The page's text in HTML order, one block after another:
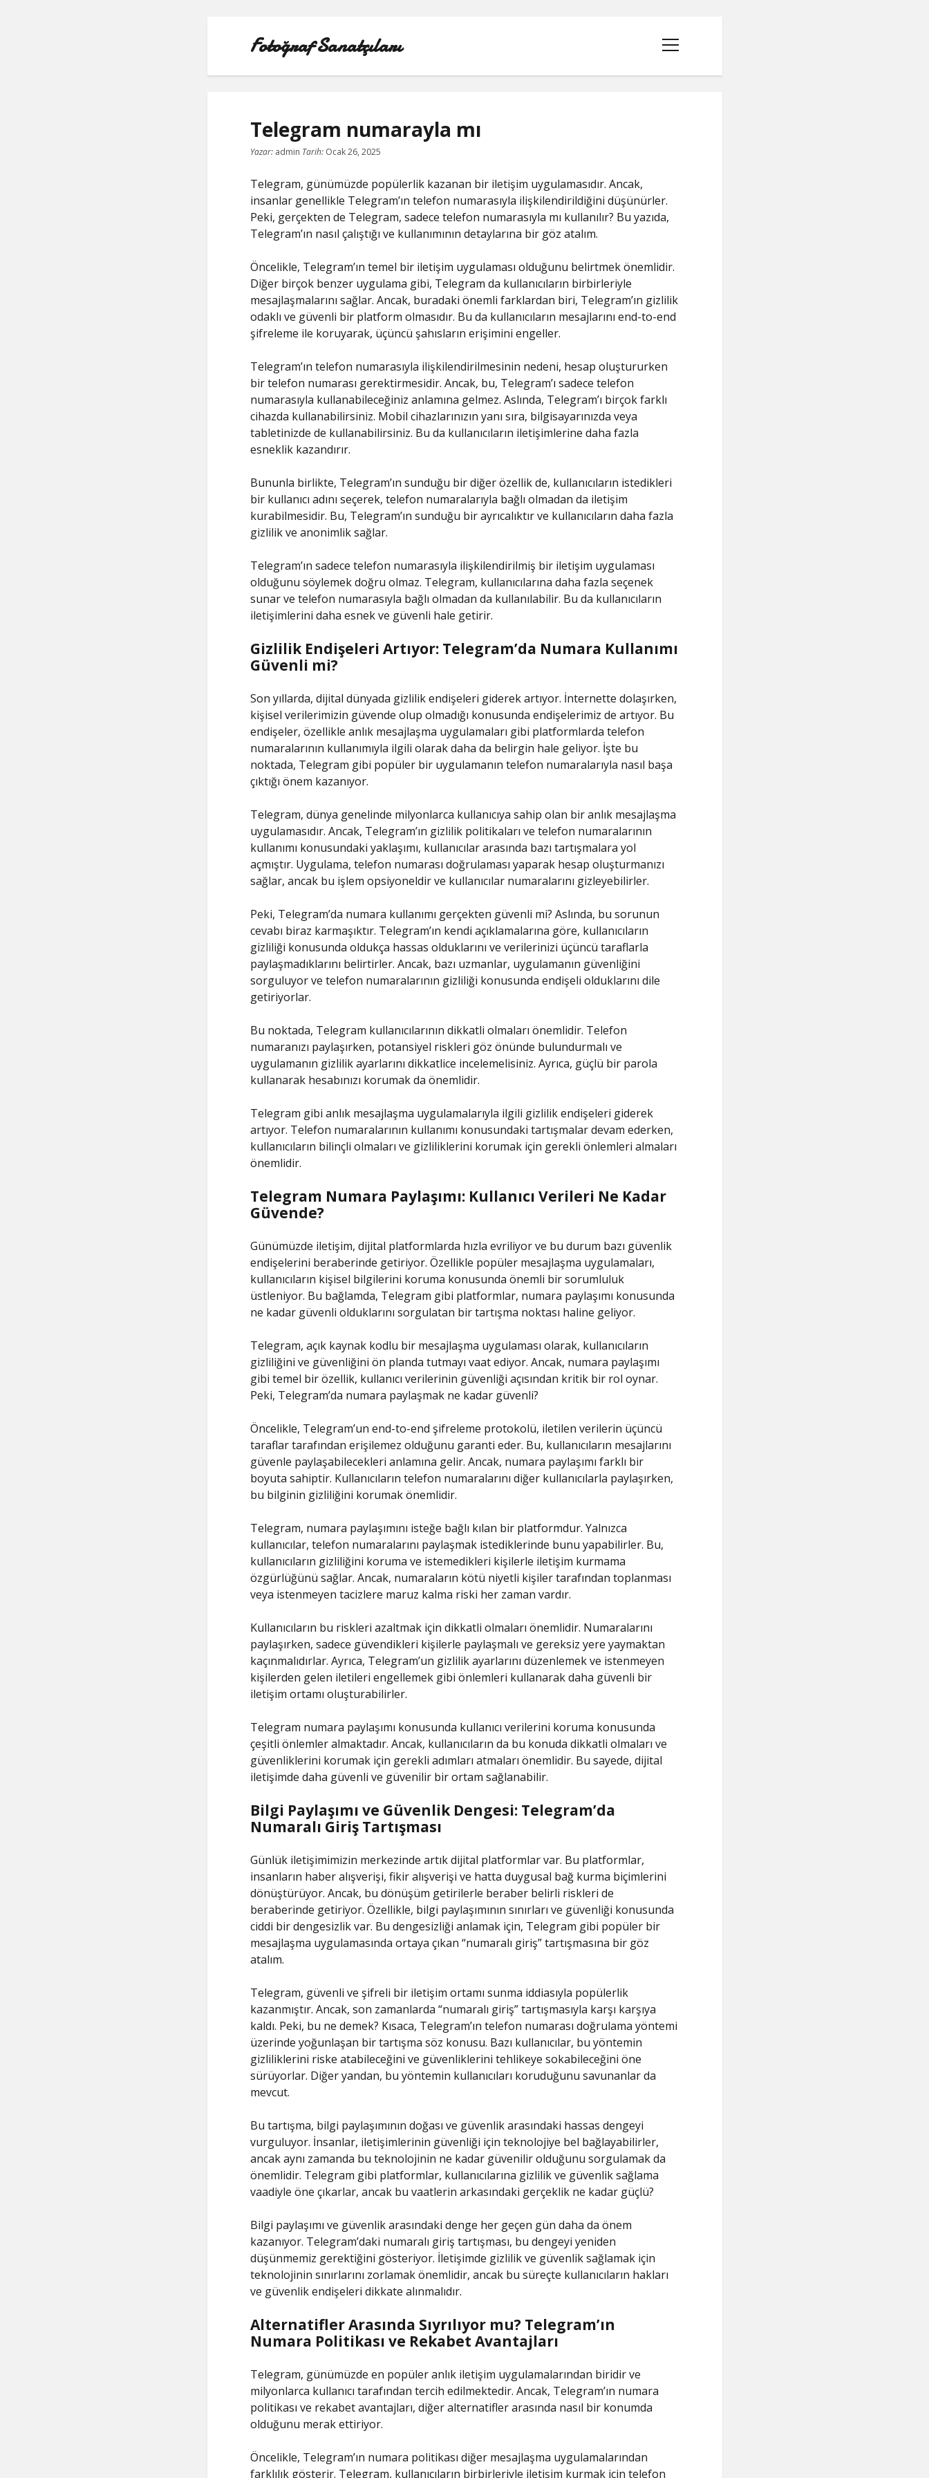
Fotoğraf Sanatçıları
menüyü
aç
SAYFA LISTESI
SPOTIFY TAKIPÇI HILESI EN İYI
YOUTUBE DISLIKE YÜKLEME HILESI
Telegram numarayla mı
Yazar:admin Tarih: Ocak 26, 2025
Telegram, günümüzde popülerlik kazanan bir iletişim uygulamasıdır. Ancak,
insanlar genellikle Telegram’ın telefon numarasıyla ilişkilendirildiğini düşünürler.
Peki, gerçekten de Telegram, sadece telefon numarasıyla mı kullanılır? Bu yazıda,
Telegram’ın nasıl çalıştığı ve kullanımının detaylarına bir göz atalım.
Öncelikle, Telegram’ın temel bir iletişim uygulaması olduğunu belirtmek önemlidir.
Diğer birçok benzer uygulama gibi, Telegram da kullanıcıların birbirleriyle
mesajlaşmalarını sağlar. Ancak, buradaki önemli farklardan biri, Telegram’ın gizlilik
odaklı ve güvenli bir platform olmasıdır. Bu da kullanıcıların mesajlarını end-to-end
şifreleme ile koruyarak, üçüncü şahısların erişimini engeller.
Telegram’ın telefon numarasıyla ilişkilendirilmesinin nedeni, hesap oluştururken
bir telefon numarası gerektirmesidir. Ancak, bu, Telegram’ı sadece telefon
numarasıyla kullanabileceğiniz anlamına gelmez. Aslında, Telegram’ı birçok farklı
cihazda kullanabilirsiniz. Mobil cihazlarınızın yanı sıra, bilgisayarınızda veya
tabletinizde de kullanabilirsiniz. Bu da kullanıcıların iletişimlerine daha fazla
esneklik kazandırır.
Bununla birlikte, Telegram’ın sunduğu bir diğer özellik de, kullanıcıların istedikleri
bir kullanıcı adını seçerek, telefon numaralarıyla bağlı olmadan da iletişim
kurabilmesidir. Bu, Telegram’ın sunduğu bir ayrıcalıktır ve kullanıcıların daha fazla
gizlilik ve anonimlik sağlar.
Telegram’ın sadece telefon numarasıyla ilişkilendirilmiş bir iletişim uygulaması
olduğunu söylemek doğru olmaz. Telegram, kullanıcılarına daha fazla seçenek
sunar ve telefon numarasıyla bağlı olmadan da kullanılabilir. Bu da kullanıcıların
iletişimlerini daha esnek ve güvenli hale getirir.
Gizlilik Endişeleri Artıyor: Telegram’da Numara Kullanımı
Güvenli mi?
Son yıllarda, dijital dünyada gizlilik endişeleri giderek artıyor. İnternette dolaşırken,
kişisel verilerimizin güvende olup olmadığı konusunda endişelerimiz de artıyor. Bu
endişeler, özellikle anlık mesajlaşma uygulamaları gibi platformlarda telefon
numaralarının kullanımıyla ilgili olarak daha da belirgin hale geliyor. İşte bu
noktada, Telegram gibi popüler bir uygulamanın telefon numaralarıyla nasıl başa
çıktığı önem kazanıyor.
Telegram, dünya genelinde milyonlarca kullanıcıya sahip olan bir anlık mesajlaşma
uygulamasıdır. Ancak, Telegram’ın gizlilik politikaları ve telefon numaralarının
kullanımı konusundaki yaklaşımı, kullanıcılar arasında bazı tartışmalara yol
açmıştır. Uygulama, telefon numarası doğrulaması yaparak hesap oluşturmanızı
sağlar, ancak bu işlem opsiyoneldir ve kullanıcılar numaralarını gizleyebilirler.
Peki, Telegram’da numara kullanımı gerçekten güvenli mi? Aslında, bu sorunun
cevabı biraz karmaşıktır. Telegram’ın kendi açıklamalarına göre, kullanıcıların
gizliliği konusunda oldukça hassas olduklarını ve verilerinizi üçüncü taraflarla
paylaşmadıklarını belirtirler. Ancak, bazı uzmanlar, uygulamanın güvenliğini
sorguluyor ve telefon numaralarının gizliliği konusunda endişeli olduklarını dile
getiriyorlar.
Bu noktada, Telegram kullanıcılarının dikkatli olmaları önemlidir. Telefon
numaranızı paylaşırken, potansiyel riskleri göz önünde bulundurmalı ve
uygulamanın gizlilik ayarlarını dikkatlice incelemelisiniz. Ayrıca, güçlü bir parola
kullanarak hesabınızı korumak da önemlidir.
Telegram gibi anlık mesajlaşma uygulamalarıyla ilgili gizlilik endişeleri giderek
artıyor. Telefon numaralarının kullanımı konusundaki tartışmalar devam ederken,
kullanıcıların bilinçli olmaları ve gizliliklerini korumak için gerekli önlemleri almaları
önemlidir.
Telegram Numara Paylaşımı: Kullanıcı Verileri Ne Kadar
Güvende?
Günümüzde iletişim, dijital platformlarda hızla evriliyor ve bu durum bazı güvenlik
endişelerini beraberinde getiriyor. Özellikle popüler mesajlaşma uygulamaları,
kullanıcıların kişisel bilgilerini koruma konusunda önemli bir sorumluluk
üstleniyor. Bu bağlamda, Telegram gibi platformlar, numara paylaşımı konusunda
ne kadar güvenli olduklarını sorgulatan bir tartışma noktası haline geliyor.
Telegram, açık kaynak kodlu bir mesajlaşma uygulaması olarak, kullanıcıların
gizliliğini ve güvenliğini ön planda tutmayı vaat ediyor. Ancak, numara paylaşımı
gibi temel bir özellik, kullanıcı verilerinin güvenliği açısından kritik bir rol oynar.
Peki, Telegram’da numara paylaşmak ne kadar güvenli?
Öncelikle, Telegram’un end-to-end şifreleme protokolü, iletilen verilerin üçüncü
taraflar tarafından erişilemez olduğunu garanti eder. Bu, kullanıcıların mesajlarını
güvenle paylaşabilecekleri anlamına gelir. Ancak, numara paylaşımı farklı bir
boyuta sahiptir. Kullanıcıların telefon numaralarını diğer kullanıcılarla paylaşırken,
bu bilginin gizliliğini korumak önemlidir.
Telegram, numara paylaşımını isteğe bağlı kılan bir platformdur. Yalnızca
kullanıcılar, telefon numaralarını paylaşmak istediklerinde bunu yapabilirler. Bu,
kullanıcıların gizliliğini koruma ve istemedikleri kişilerle iletişim kurmama
özgürlüğünü sağlar. Ancak, numaraların kötü niyetli kişiler tarafından toplanması
veya istenmeyen tacizlere maruz kalma riski her zaman vardır.
Kullanıcıların bu riskleri azaltmak için dikkatli olmaları önemlidir. Numaralarını
paylaşırken, sadece güvendikleri kişilerle paylaşmalı ve gereksiz yere yaymaktan
kaçınmalıdırlar. Ayrıca, Telegram’un gizlilik ayarlarını düzenlemek ve istenmeyen
kişilerden gelen iletileri engellemek gibi önlemleri kullanarak daha güvenli bir
iletişim ortamı oluşturabilirler.
Telegram numara paylaşımı konusunda kullanıcı verilerini koruma konusunda
çeşitli önlemler almaktadır. Ancak, kullanıcıların da bu konuda dikkatli olmaları ve
güvenliklerini korumak için gerekli adımları atmaları önemlidir. Bu sayede, dijital
iletişimde daha güvenli ve güvenilir bir ortam sağlanabilir.
Bilgi Paylaşımı ve Güvenlik Dengesi: Telegram’da
Numaralı Giriş Tartışması
Günlük iletişimimizin merkezinde artık dijital platformlar var. Bu platformlar,
insanların haber alışverişi, fikir alışverişi ve hatta duygusal bağ kurma biçimlerini
dönüştürüyor. Ancak, bu dönüşüm getirilerle beraber belirli riskleri de
beraberinde getiriyor. Özellikle, bilgi paylaşımının sınırları ve güvenliği konusunda
ciddi bir dengesizlik var. Bu dengesizliği anlamak için, Telegram gibi popüler bir
mesajlaşma uygulamasında ortaya çıkan “numaralı giriş” tartışmasına bir göz
atalım.
Telegram, güvenli ve şifreli bir iletişim ortamı sunma iddiasıyla popülerlik
kazanmıştır. Ancak, son zamanlarda “numaralı giriş” tartışmasıyla karşı karşıya
kaldı. Peki, bu ne demek? Kısaca, Telegram’ın telefon numarası doğrulama yöntemi
üzerinde yoğunlaşan bir tartışma söz konusu. Bazı kullanıcılar, bu yöntemin
gizliliklerini riske atabileceğini ve güvenliklerini tehlikeye sokabileceğini öne
sürüyorlar. Diğer yandan, bu yöntemin kullanıcıları koruduğunu savunanlar da
mevcut.
Bu tartışma, bilgi paylaşımının doğası ve güvenlik arasındaki hassas dengeyi
vurguluyor. İnsanlar, iletişimlerinin güvenliği için teknolojiye bel bağlayabilirler,
ancak aynı zamanda bu teknolojinin ne kadar güvenilir olduğunu sorgulamak da
önemlidir. Telegram gibi platformlar, kullanıcılarına gizlilik ve güvenlik sağlama
vaadiyle öne çıkarlar, ancak bu vaatlerin arkasındaki gerçeklik ne kadar güçlü?
Bilgi paylaşımı ve güvenlik arasındaki denge her geçen gün daha da önem
kazanıyor. Telegram’daki numaralı giriş tartışması, bu dengeyi yeniden
düşünmemiz gerektiğini gösteriyor. İletişimde gizlilik ve güvenlik sağlamak için
teknolojinin sınırlarını zorlamak önemlidir, ancak bu süreçte kullanıcıların hakları
ve güvenlik endişeleri dikkate alınmalıdır.
Alternatifler Arasında Sıyrılıyor mu? Telegram’ın
Numara Politikası ve Rekabet Avantajları
Telegram, günümüzde en popüler anlık iletişim uygulamalarından biridir ve
milyonlarca kullanıcı tarafından tercih edilmektedir. Ancak, Telegram’ın numara
politikası ve rekabet avantajları, diğer alternatifler arasında nasıl bir konumda
olduğunu merak ettiriyor.
Öncelikle, Telegram’ın numara politikası diğer mesajlaşma uygulamalarından
farklılık gösterir. Telegram, kullanıcıların birbirleriyle iletişim kurmak için telefon